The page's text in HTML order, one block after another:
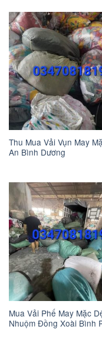
Thu Mua Vải Vụn May
An Bình Dương
Mua Vải Phế May Mặc
Nhuộm Đồng Xoài Bình